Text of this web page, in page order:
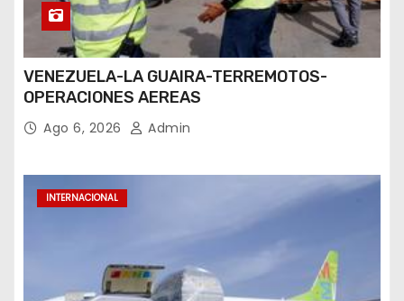
VENEZUELA-LA GUAIRA-TERREMOTOS-
OPERACIONES AEREAS
Ago 6, 2026 Admin
INTERNACIONAL